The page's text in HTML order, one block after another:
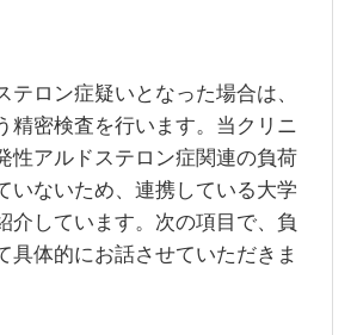
テロン症疑いとなった場合は、
精密検査を行います。当クリニ
性アルドステロン症関連の負荷
いないため、連携している大学
介しています。次の項目で、負
具体的にお話させていただきま